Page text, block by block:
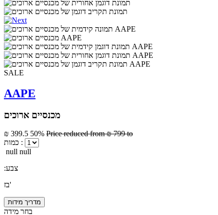
SALE
AAPE
מכנסיים ארוכים
₪ 399.5 50% Price reduced from₪ 799 to
כמות :
null null
:צבע
בז'
מדריך מידות
בחר מידה